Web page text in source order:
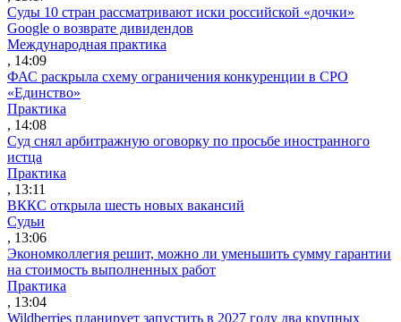
Суды 10 стран рассматривают иски российской «дочки»
Google о возврате дивидендов
Международная практика
, 14:09
ФАС раскрыла схему ограничения конкуренции в СРО
«Единство»
Практика
, 14:08
Суд снял арбитражную оговорку по просьбе иностранного
истца
Практика
, 13:11
ВККС открыла шесть новых вакансий
Судьи
, 13:06
Экономколлегия решит, можно ли уменьшить сумму гарантии
на стоимость выполненных работ
Практика
, 13:04
Wildberries планирует запустить в 2027 году два крупных